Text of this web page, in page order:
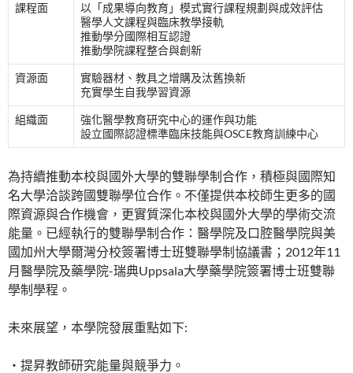
課程面
以「成果導向教育」模式實行課程規劃與成效評估
醫學人文課程與臨床教學接軌
推動學分國際相互認證
推動學院課程整合與創新
資源面
實驗器材、教具之增購及汰舊換新
充實學生自我學習資源
組織面
強化醫學教育研究中心的運作與功能
設立國際認證標準臨床技能與OSCE教育訓練中心
為持續推動本校與國外大學的雙聯學制合作，積極與國際知
名大學洽談跨國雙聯學位合作。不僅提供本校師生更多的國
際資源與合作機會，更實質深化本校與國外大學的學術交流
能量。已經執行的雙聯學制合作：醫學院及口腔醫學院與美
國加州大學爾灣分校簽署博士班雙聯學制協議書；2012年11
月醫學院及藥學院-瑞典Uppsala大學藥學院簽署博士班雙聯
學制學程。
未來展望，本學院發展重點如下:
‧提昇教師研究能量與競爭力。